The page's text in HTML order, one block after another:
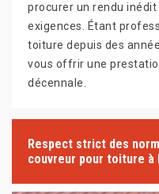
procurer un rendu
exigences. Étant
toiture depuis des
vous offrir une
décennale.
Respect strict des
couvreur pour toiture à